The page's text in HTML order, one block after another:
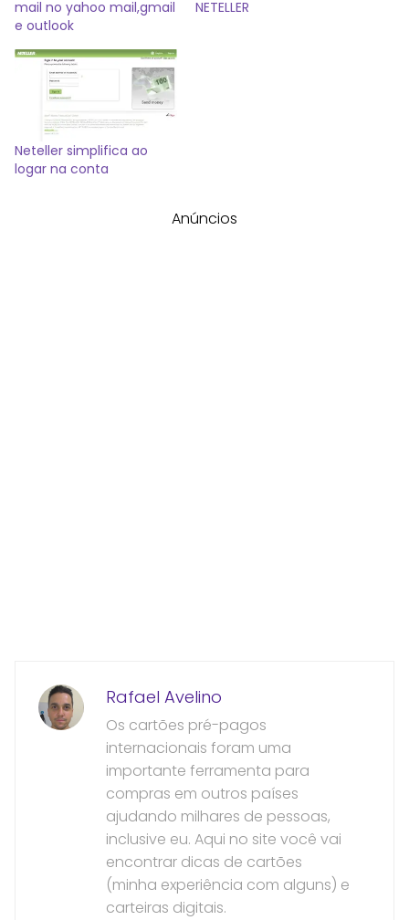
mail no yahoo mail,gmail
e outlook
NETELLER
Neteller simplifica ao
logar na conta
Anúncios
Rafael Avelino
Os cartões pré-pagos
internacionais foram uma
importante ferramenta para
compras em outros países
ajudando milhares de pessoas,
inclusive eu. Aqui no site você vai
encontrar dicas de cartões
(minha experiência com alguns) e
carteiras digitais.